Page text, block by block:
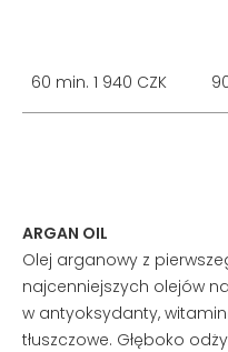
60 min. 1 940 CZK
ARGAN OIL
Olej arganowy z
najcenniejszych olejów
w antyoksydanty,
tłuszczowe. Głęboko